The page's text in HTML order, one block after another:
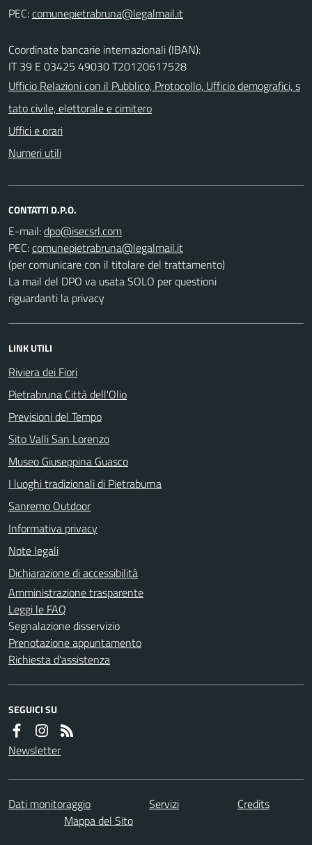
PEC:
Coordinate bancarie internazionali (IBAN):
IT 39 E 03425 49030 T20120617528
Ufficio Relazioni con il Pubblico, Protocollo, Ufficio demografici, s
tato civile, elettorale e cimitero
Uffici e orari
Numeri utili
CONTATTI D.P.O.
E-mail:
PEC:
(per comunicare con il titolare del trattamento)
La mail del DPO va usata SOLO per questioni
riguardanti la privacy
LINK UTILI
Riviera dei Fiori
Pietrabruna Città dell'Olio
Previsioni del Tempo
Sito Valli San Lorenzo
Museo Giuseppina Guasco
I luoghi tradizionali di Pietraburna
Sanremo Outdoor
Informativa privacy
Note legali
Dichiarazione di accessibilità
Amministrazione trasparente
Leggi le FAQ
Segnalazione disservizio
Prenotazione appuntamento
Richiesta d'assistenza
SEGUICI SU
Newsletter
Dati monitoraggio Servizi
Credits
Mappa del Sito